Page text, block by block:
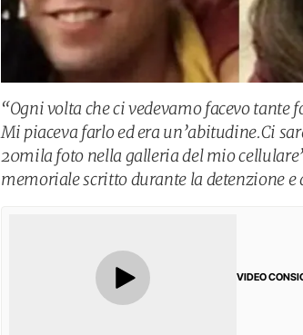
“Ogni volta che ci vedevamo facevo tante
Mi piaceva farlo ed era un’abitudine.Ci
20mila foto nella galleria del mio
memoriale scritto durante la detenzione e
VIDEO